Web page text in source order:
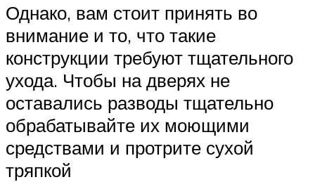
Однако, вам стоит принять во
внимание и то, что такие
конструкции требуют тщательного
ухода. Чтобы на дверях не
оставались разводы тщательно
обрабатывайте их моющими
средствами и протрите сухой
тряпкой